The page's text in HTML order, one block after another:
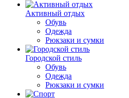
Активный отдых
Обувь
Одежда
Рюкзаки и сумки
Городской стиль
Обувь
Одежда
Рюкзаки и сумки